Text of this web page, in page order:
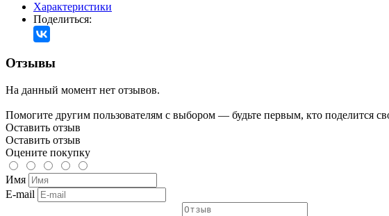
Характеристики
Поделиться:
Отзывы
На данный момент нет отзывов.
Помогите другим пользователям с выбором — будьте первым, кто поделится
Оставить отзыв
Оставить отзыв
Оцените покупку
Имя
E-mail